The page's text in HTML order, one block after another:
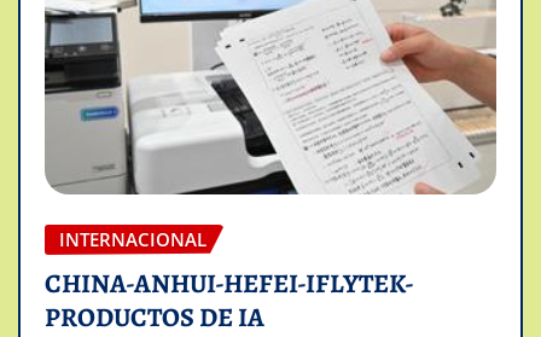
INTERNACIONAL
CHINA-ANHUI-HEFEI-IFLYTEK-
PRODUCTOS DE IA